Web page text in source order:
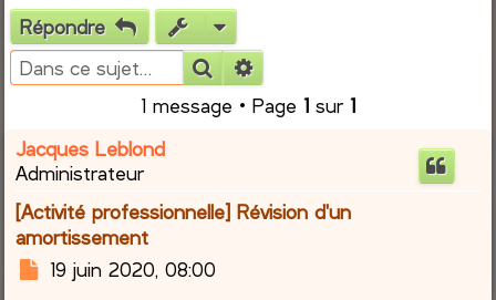
Répondre
Rechercher
1 message • Page 1 sur 1
Jacques Leblond
Administrateur
[Activité professionnelle] Révision d'un
amortissement
M
19 juin 2020, 08:00